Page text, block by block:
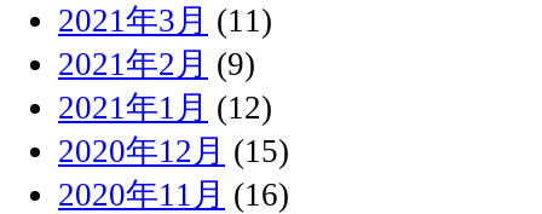
2021年3月 (11)
2021年2月 (9)
2021年1月 (12)
2020年12月 (15)
2020年11月 (16)